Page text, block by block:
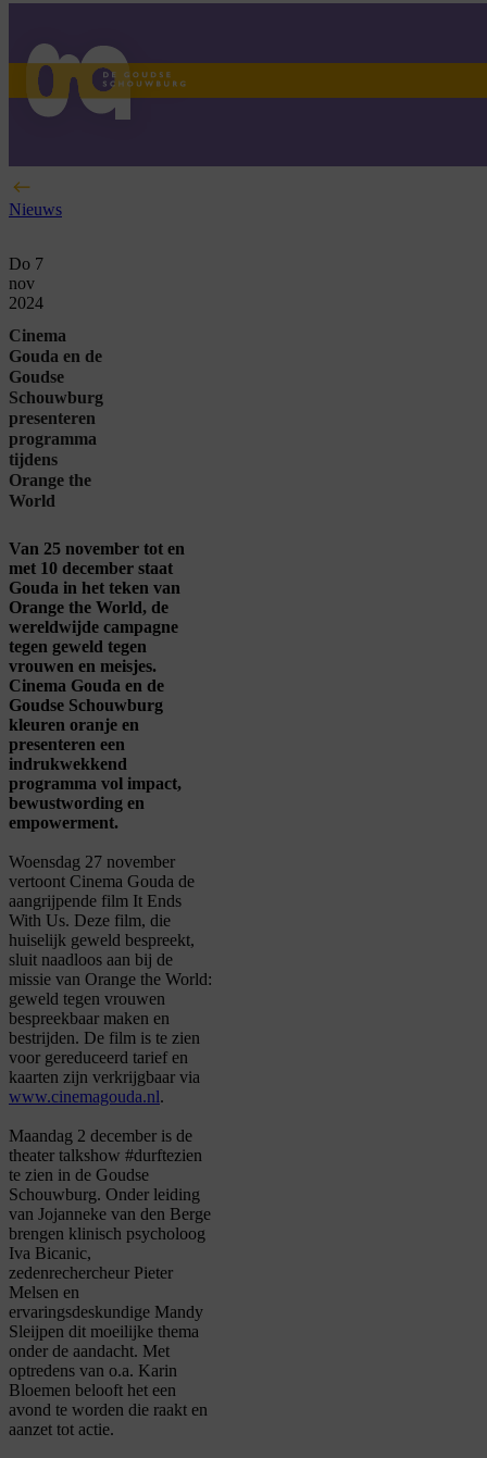
Nieuws
Do 7
nov
2024
Cinema
Gouda en de
Goudse
Schouwburg
presenteren
programma
tijdens
Orange the
World
Van 25 november tot en
met 10 december staat
Gouda in het teken van
Orange the World, de
wereldwijde campagne
tegen geweld tegen
vrouwen en meisjes.
Cinema Gouda en de
Goudse Schouwburg
kleuren oranje en
presenteren een
indrukwekkend
programma vol impact,
bewustwording en
empowerment.
Woensdag 27 november
vertoont Cinema Gouda de
aangrijpende film It Ends
With Us. Deze film, die
huiselijk geweld bespreekt,
sluit naadloos aan bij de
missie van Orange the World:
geweld tegen vrouwen
bespreekbaar maken en
bestrijden. De film is te zien
voor gereduceerd tarief en
kaarten zijn verkrijgbaar via
www.cinemagouda.nl.
Maandag 2 december is de
theater talkshow #durftezien
te zien in de Goudse
Schouwburg. Onder leiding
van Jojanneke van den Berge
brengen klinisch psycholoog
Iva Bicanic,
zedenrechercheur Pieter
Melsen en
ervaringsdeskundige Mandy
Sleijpen dit moeilijke thema
onder de aandacht. Met
optredens van o.a. Karin
Bloemen belooft het een
avond te worden die raakt en
aanzet tot actie.